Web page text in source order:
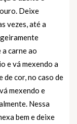
Deixe
vezes, até a
carne ao
e vá mexendo a
de cor, no caso de
mexendo e
Nessa
bem e deixe